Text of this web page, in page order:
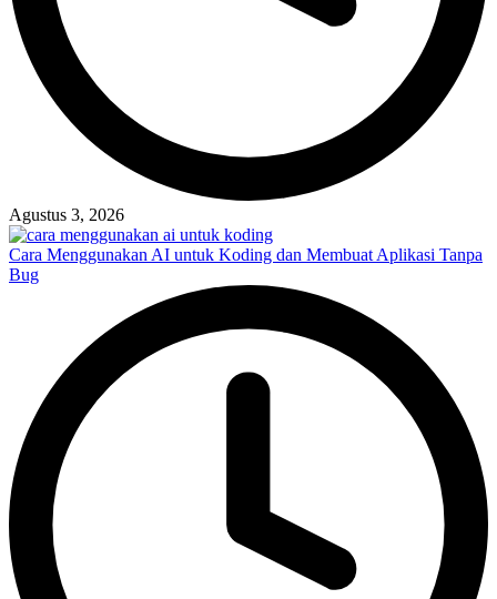
Agustus 3, 2026
Cara Menggunakan AI untuk Koding dan Membuat Aplikasi Tanpa
Bug